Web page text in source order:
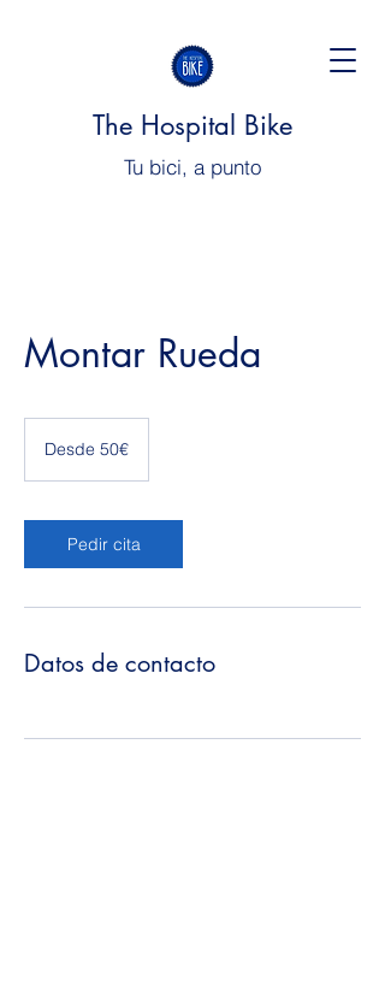
The Hospital Bike
Tu bici, a punto
Montar Rueda
Desde 50€
Pedir cita
Datos de contacto